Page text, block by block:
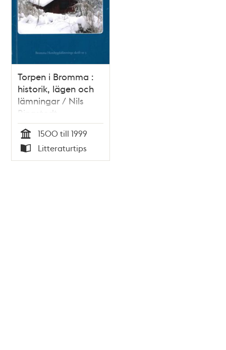
Torpen i Bromma :
historik, lägen och
lämningar / Nils
Ringstedt
Tid
1500 till 1999
Typ
Litteraturtips